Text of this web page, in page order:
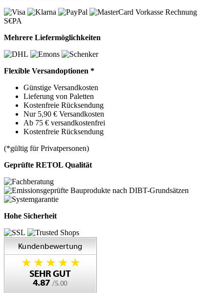
Vorkasse Rechnung
S€PA
Mehrere Liefermöglichkeiten
Flexible Versandoptionen *
Günstige Versandkosten
Lieferung von Paletten
Kostenfreie Rücksendung
Nur 5,90 € Versandkosten
Ab 75 € versandkostenfrei
Kostenfreie Rücksendung
(*gültig für Privatpersonen)
Geprüfte RETOL Qualität
Hohe Sicherheit